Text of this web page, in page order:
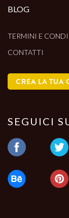
BLOG
TERMINI E
CONTATTI
CREA LA TUA
SEGUICI